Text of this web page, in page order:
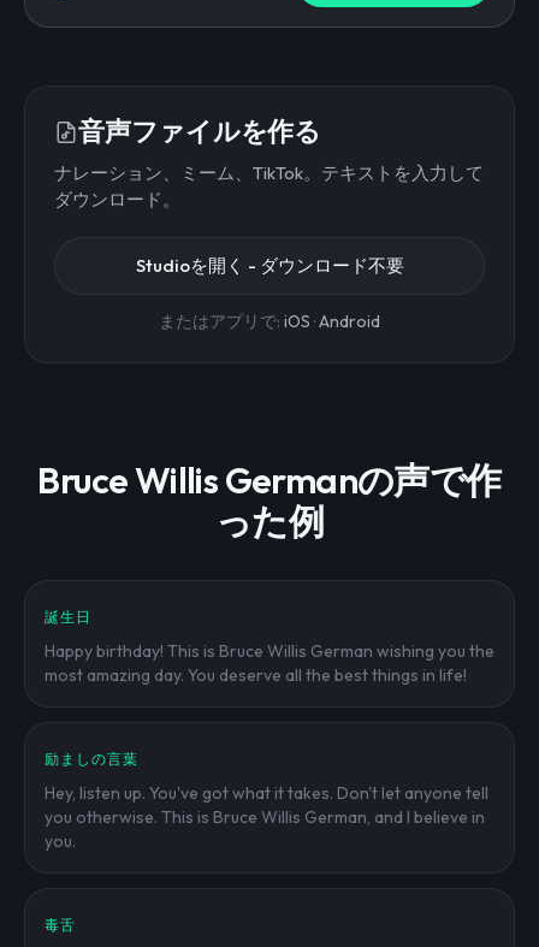
音声ファイルを作る
ナレーション、ミーム、TikTok。テキストを入力して
ダウンロード。
Studioを開く - ダウンロード不要
またはアプリで: iOS ·Android
Bruce Willis Germanの声で作
った例
誕生日
Happy birthday! This is Bruce Willis German wishing you the
most amazing day. You deserve all the best things in life!
励ましの言葉
Hey, listen up. You've got what it takes. Don't let anyone tell
you otherwise. This is Bruce Willis German, and I believe in
you.
毒舌